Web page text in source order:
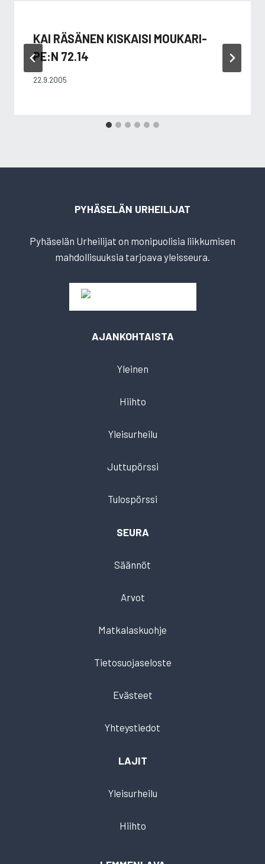
KAI RÄSÄNEN KISKAISI MOUKARI-
PE:N 72.14
22.9.2005
PYHÄSELÄN URHEILIJAT
Pyhäselän Urheilijat on monipuolisia liikkumisen
mahdollisuuksia tarjoava yleisseura.
AJANKOHTAISTA
Yleinen
Hiihto
Yleisurheilu
Juttupörssi
Tulospörssi
SEURA
Säännöt
Arvot
Matkalaskuohje
Tietosuojaseloste
Evästeet
Yhteystiedot
LAJIT
Yleisurheilu
Hiihto